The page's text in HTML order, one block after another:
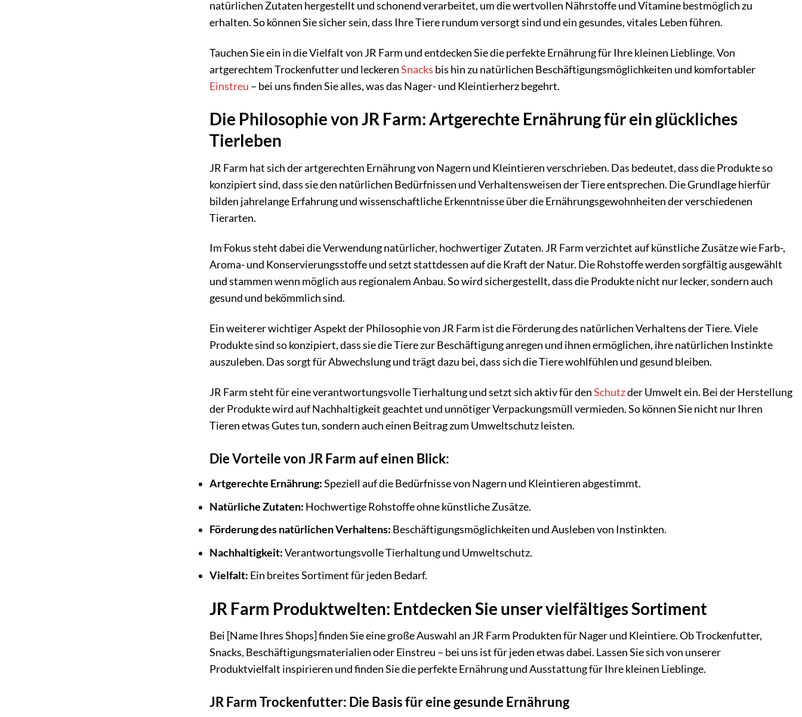
natürlichen Zutaten hergestellt und schonend verarbeitet, um die wertvollen Nährstoffe und Vitamine bestmöglich zu
erhalten. So können Sie sicher sein, dass Ihre Tiere rundum versorgt sind und ein gesundes, vitales Leben führen.
Tauchen Sie ein in die Vielfalt von JR Farm und entdecken Sie die perfekte Ernährung für Ihre kleinen Lieblinge. Von
artgerechtem Trockenfutter und leckerenSnacks bis hin zu natürlichen Beschäftigungsmöglichkeiten und komfortabler
Einstreu – bei uns finden Sie alles, was das Nager- und Kleintierherz begehrt.
Die Philosophie von JR Farm: Artgerechte Ernährung für ein glückliches
Tierleben
JR Farm hat sich der artgerechten Ernährung von Nagern und Kleintieren verschrieben. Das bedeutet, dass die Produkte so
konzipiert sind, dass sie den natürlichen Bedürfnissen und Verhaltensweisen der Tiere entsprechen. Die Grundlage hierfür
bilden jahrelange Erfahrung und wissenschaftliche Erkenntnisse über die Ernährungsgewohnheiten der verschiedenen
Tierarten.
Im Fokus steht dabei die Verwendung natürlicher, hochwertiger Zutaten. JR Farm verzichtet auf künstliche Zusätze wie Farb-,
Aroma- und Konservierungsstoffe und setzt stattdessen auf die Kraft der Natur. Die Rohstoffe werden sorgfältig ausgewählt
und stammen wenn möglich aus regionalem Anbau. So wird sichergestellt, dass die Produkte nicht nur lecker, sondern auch
gesund und bekömmlich sind.
Ein weiterer wichtiger Aspekt der Philosophie von JR Farm ist die Förderung des natürlichen Verhaltens der Tiere. Viele
Produkte sind so konzipiert, dass sie die Tiere zur Beschäftigung anregen und ihnen ermöglichen, ihre natürlichen Instinkte
auszuleben. Das sorgt für Abwechslung und trägt dazu bei, dass sich die Tiere wohlfühlen und gesund bleiben.
JR Farm steht für eine verantwortungsvolle Tierhaltung und setzt sich aktiv für denSchutzder Umwelt ein. Bei der Herstellung
der Produkte wird auf Nachhaltigkeit geachtet und unnötiger Verpackungsmüll vermieden. So können Sie nicht nur Ihren
Tieren etwas Gutes tun, sondern auch einen Beitrag zum Umweltschutz leisten.
Die Vorteile von JR Farm auf einen Blick:
Artgerechte Ernährung:Speziell auf die Bedürfnisse von Nagern und Kleintieren abgestimmt.
Natürliche Zutaten: Hochwertige Rohstoffe ohne künstliche Zusätze.
Förderung des natürlichen Verhaltens: Beschäftigungsmöglichkeiten und Ausleben von Instinkten.
Nachhaltigkeit:Verantwortungsvolle Tierhaltung und Umweltschutz.
Vielfalt: Ein breites Sortiment für jeden Bedarf.
JR Farm Produktwelten: Entdecken Sie unser vielfältiges Sortiment
Bei [Name Ihres Shops] finden Sie eine große Auswahl an JR Farm Produkten für Nager und Kleintiere. Ob Trockenfutter,
Snacks, Beschäftigungsmaterialien oder Einstreu – bei uns ist für jeden etwas dabei. Lassen Sie sich von unserer
Produktvielfalt inspirieren und finden Sie die perfekte Ernährung und Ausstattung für Ihre kleinen Lieblinge.
JR Farm Trockenfutter: Die Basis für eine gesunde Ernährung